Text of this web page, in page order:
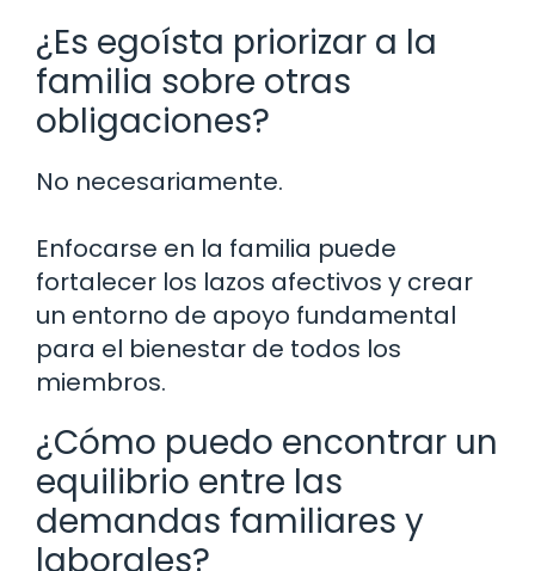
¿Es egoísta priorizar a la
familia sobre otras
obligaciones?
No necesariamente.
Enfocarse en la familia puede
fortalecer los lazos afectivos y crear
un entorno de apoyo fundamental
para el bienestar de todos los
miembros.
¿Cómo puedo encontrar un
equilibrio entre las
demandas familiares y
laborales?